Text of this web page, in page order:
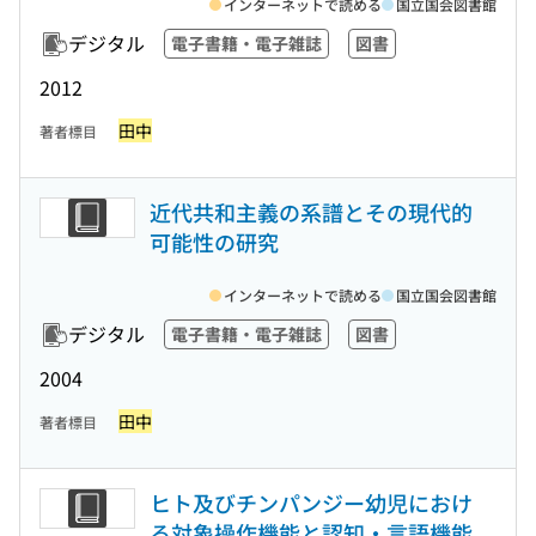
デジタル 電子書籍・電子雑誌 図書
2012
インターネットで読める 国立国会図書館
著者標目 田中
近代共和主義の系譜とその現代的
可能性の研究
デジタル 電子書籍・電子雑誌 図書
2004
インターネットで読める 国立国会図書館
著者標目 田中
ヒト及びチンパンジー幼児におけ